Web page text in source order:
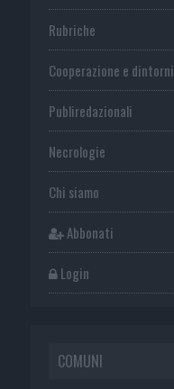
Rubriche
Cooperazione e dintorni
Publiredazionali
Necrologie
Chi siamo
Abbonati
Login
COMUNI